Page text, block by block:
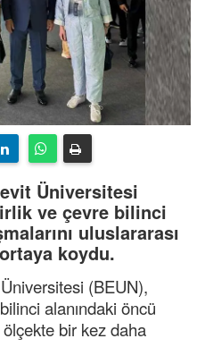
Üniversitesi
ve çevre bilinci
uluslararası
koydu.
(BEUN),
alanındaki öncü
ölçekte bir kez daha